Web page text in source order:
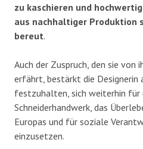
zu kaschieren und
aus nachhaltiger Produktion
bereut.
Auch der Zuspruch, den sie von
erfährt, bestärkt die Designerin
festzuhalten, sich weiterhin für
Schneiderhandwerk, das
Europas und für soziale
einzusetzen.